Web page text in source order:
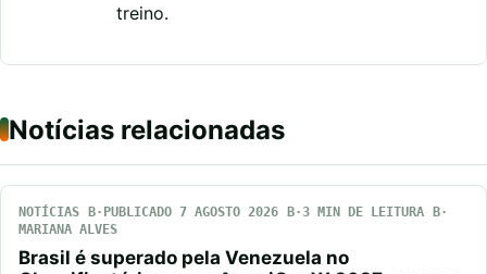
treino.
Notícias relacionadas
NOTÍCIAS PUBLICADO 7 AGOSTO 2026
3 MIN DE LEITURA
MARIANA ALVES
Brasil é superado pela Venezuela no